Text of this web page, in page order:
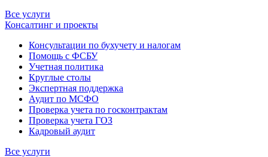
Все услуги
Консалтинг и проекты
Консультации по бухучету и налогам
Помощь с ФСБУ
Учетная политика
Круглые столы
Экспертная поддержка
Аудит по МСФО
Проверка учета по госконтрактам
Проверка учета ГОЗ
Кадровый аудит
Все услуги